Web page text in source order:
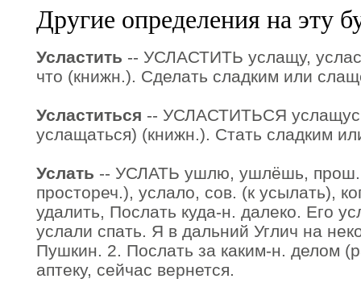
Другие определения на эту
Усластить -- УСЛАСТИТЬ услащу,
что (книжн.). Сделать сладким или
Усластиться -- УСЛАСТИТЬСЯ
услащаться) (книжн.). Стать сладким
Услать -- УСЛАТЬ ушлю, ушлёшь, прош.
простореч.), услало, сов. (к усылать),
удалить, Послать куда-н. далеко. Его
услали спать. Я в дальний Углич на
Пушкин. 2. Послать за каким-н. делом
аптеку, сейчас вернется.